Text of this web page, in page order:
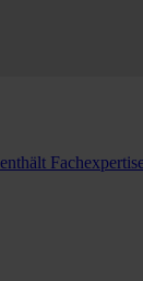
enthält